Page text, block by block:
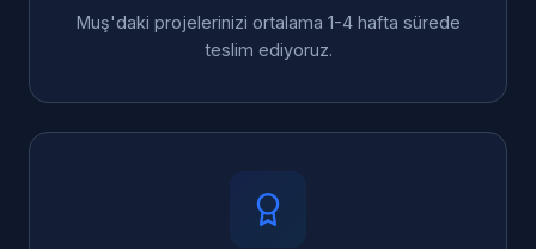
Muş'daki projelerinizi ortalama 1-4 hafta sürede
teslim ediyoruz.